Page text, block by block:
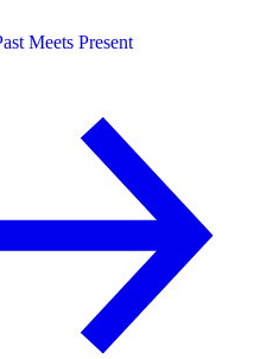
Meets Present